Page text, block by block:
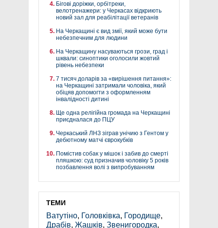
Бігові доріжки, орбітреки,
велотренажери: у Черкасах відкриють
новий зал для реабілітації ветеранів
На Черкащині є вид змії, який може бути
небезпечним для людини
На Черкащину насуваються грози, град і
шквали: синоптики оголосили жовтий
рівень небезпеки
7 тисяч доларів за «вирішення питання»:
на Черкащині затримали чоловіка, який
обіцяв допомогти з оформленням
інвалідності дитині
Ще одна релігійна громада на Черкащині
приєдналася до ПЦУ
Черкаський ЛНЗ зіграв унічию з Гентом у
дебютному матчі єврокубків
Помістив собак у мішок і забив до смерті
пляшкою: суд призначив чоловіку 5 років
позбавлення волі з випробуванням
ТЕМИ
Ватутіно, Головківка, Городище,
Драбів, Жашків, Звенигородка,